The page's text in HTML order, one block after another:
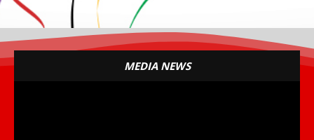
MEDIA NEWS